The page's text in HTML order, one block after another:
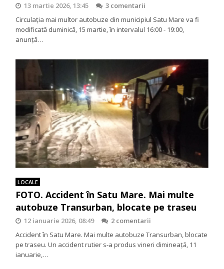
13 martie 2026, 13:45
3 comentarii
Circulația mai multor autobuze din municipiul Satu Mare va fi
modificată duminică, 15 martie, în intervalul 16:00 - 19:00,
anunță…
LOCALE
FOTO. Accident în Satu Mare. Mai multe
autobuze Transurban, blocate pe traseu
12 ianuarie 2026, 08:49
2 comentarii
Accident în Satu Mare. Mai multe autobuze Transurban, blocate
pe traseu. Un accident rutier s-a produs vineri dimineață, 11
ianuarie,…